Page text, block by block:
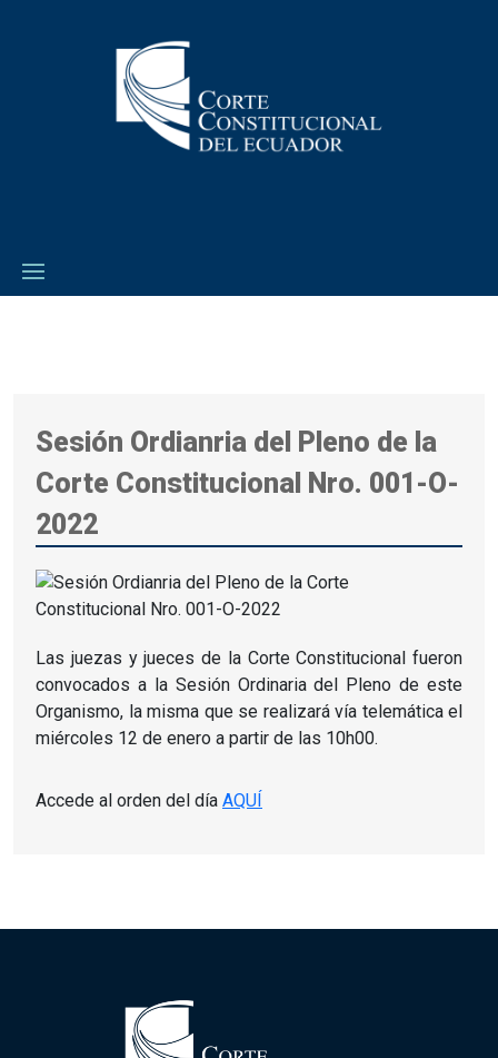
Sesión Ordianria del Pleno de la
Corte Constitucional Nro. 001-O-
2022
Las juezas y jueces de la Corte Constitucional fueron
convocados a la Sesión Ordinaria del Pleno de este
Organismo, la misma que se realizará vía telemática el
miércoles 12 de enero a partir de las 10h00.
Accede al orden del día AQUÍ